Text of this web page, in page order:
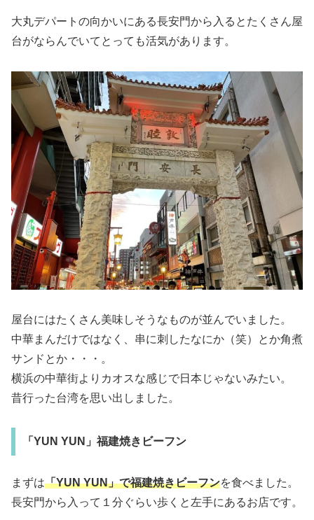
大丸デパートの向かいにある長安門から入るとたくさん屋
台がならんでいてとっても活気があります。
屋台にはたくさん美味しそうなものが並んでいました。
中華まんだけではなく、串に刺したなにか（笑）とか角煮
サンドとか・・・。
横浜の中華街よりカオスな感じで日本じゃないみたい。
昔行った台湾を思い出しました。
「YUN YUN」福建焼きビーフン
まずは「YUN YUN」で福建焼きビーフンを食べました。
長安門から入って１分ぐらい歩くと左手にあるお店です。